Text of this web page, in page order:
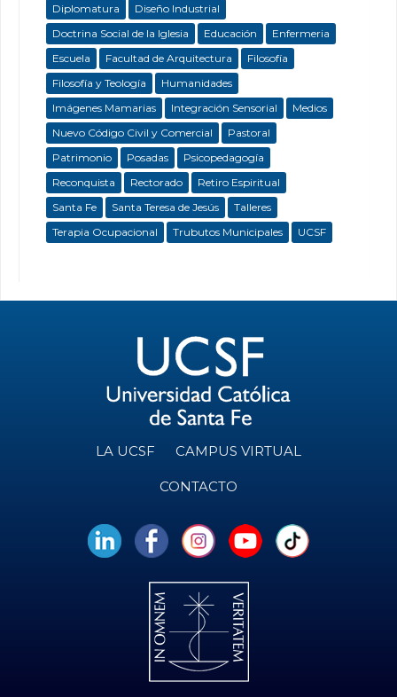
Diplomatura
Diseño Industrial
Doctrina Social de la Iglesia
Educación
Enfermeria
Escuela
Facultad de Arquitectura
Filosofía
Filosofía y Teología
Humanidades
Imágenes Mamarias
Integración Sensorial
Medios
Nuevo Código Civil y Comercial
Pastoral
Patrimonio
Posadas
Psicopedagogía
Reconquista
Rectorado
Retiro Espiritual
Santa Fe
Santa Teresa de Jesús
Talleres
Terapia Ocupacional
Trubutos Municipales UCSF
LA UCSF CAMPUS VIRTUAL
CONTACTO